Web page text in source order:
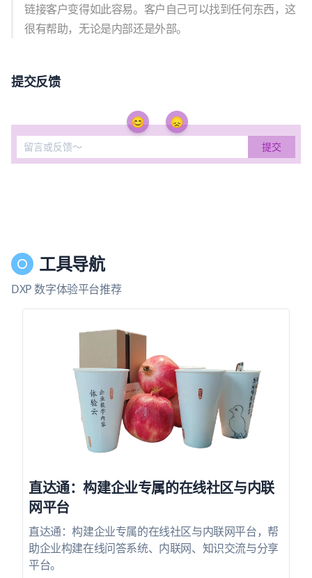
链接客户变得如此容易。客户自己可以找到任何东西，这
很有帮助，无论是内部还是外部。
提交反馈
😊 😞
工具导航
DXP 数字体验平台推荐
直达通：构建企业专属的在线社区与内联
网平台
直达通：构建企业专属的在线社区与内联网平台，帮
助企业构建在线问答系统、内联网、知识交流与分享
平台。